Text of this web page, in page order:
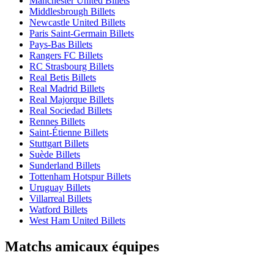
Middlesbrough Billets
Newcastle United Billets
Paris Saint-Germain Billets
Pays-Bas Billets
Rangers FC Billets
RC Strasbourg Billets
Real Betis Billets
Real Madrid Billets
Real Majorque Billets
Real Sociedad Billets
Rennes Billets
Saint-Étienne Billets
Stuttgart Billets
Suède Billets
Sunderland Billets
Tottenham Hotspur Billets
Uruguay Billets
Villarreal Billets
Watford Billets
West Ham United Billets
Matchs amicaux équipes